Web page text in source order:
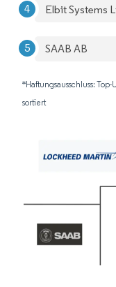
Elbit Systems
SAAB AB
*Haftungsausschluss:
sortiert